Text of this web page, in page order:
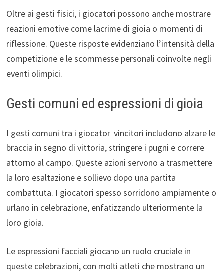
Oltre ai gesti fisici, i giocatori possono anche mostrare
reazioni emotive come lacrime di gioia o momenti di
riflessione. Queste risposte evidenziano l’intensità della
competizione e le scommesse personali coinvolte negli
eventi olimpici.
Gesti comuni ed espressioni di gioia
I gesti comuni tra i giocatori vincitori includono alzare le
braccia in segno di vittoria, stringere i pugni e correre
attorno al campo. Queste azioni servono a trasmettere
la loro esaltazione e sollievo dopo una partita
combattuta. I giocatori spesso sorridono ampiamente o
urlano in celebrazione, enfatizzando ulteriormente la
loro gioia.
Le espressioni facciali giocano un ruolo cruciale in
queste celebrazioni, con molti atleti che mostrano un